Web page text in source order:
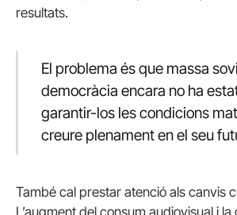
resultats.
El problema és que massa
democràcia encara no ha
garantir-los les condicions
creure plenament en el seu
També cal prestar atenció als canvis
L’augment del consum audiovisual i